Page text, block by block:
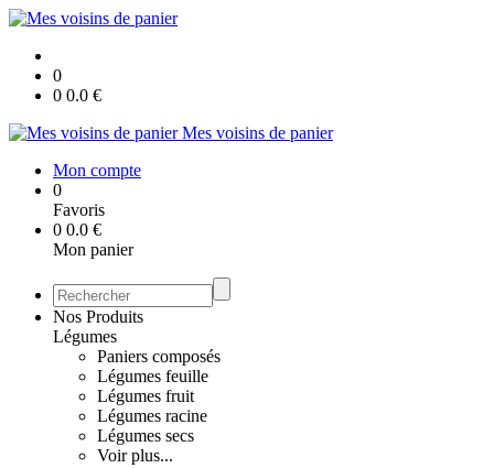
0
0 0.0 €
Mes voisins de panier
Mon compte
0
Favoris
0 0.0 €
Mon panier
Nos Produits
Légumes
Paniers composés
Légumes feuille
Légumes fruit
Légumes racine
Légumes secs
Voir plus...